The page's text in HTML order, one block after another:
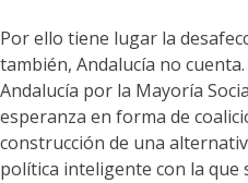
Por ello tiene lugar la
también, Andalucía no
Andalucía por la Mayoría
esperanza en forma de
construcción de una
política inteligente con la que